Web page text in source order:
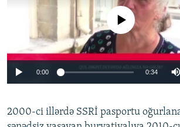
No media source currently
0:00 0:34
2000-ci illərdə SSRİ pasportu